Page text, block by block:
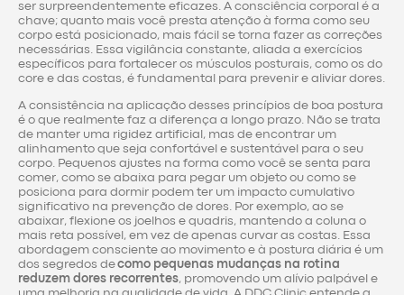
ser surpreendentemente eficazes. A consciência corporal é a
chave; quanto mais você presta atenção à forma como seu
corpo está posicionado, mais fácil se torna fazer as correções
necessárias. Essa vigilância constante, aliada a exercícios
específicos para fortalecer os músculos posturais, como os do
core e das costas, é fundamental para prevenir e aliviar dores.
A consistência na aplicação desses princípios de boa postura
é o que realmente faz a diferença a longo prazo. Não se trata
de manter uma rigidez artificial, mas de encontrar um
alinhamento que seja confortável e sustentável para o seu
corpo. Pequenos ajustes na forma como você se senta para
comer, como se abaixa para pegar um objeto ou como se
posiciona para dormir podem ter um impacto cumulativo
significativo na prevenção de dores. Por exemplo, ao se
abaixar, flexione os joelhos e quadris, mantendo a coluna o
mais reta possível, em vez de apenas curvar as costas. Essa
abordagem consciente ao movimento e à postura diária é um
dos segredos decomo pequenas mudanças na rotina
reduzem dores recorrentes, promovendo um alívio palpável e